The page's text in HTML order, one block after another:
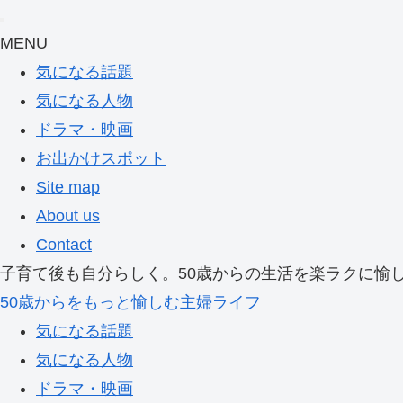
MENU
気になる話題
気になる人物
ドラマ・映画
お出かけスポット
Site map
About us
Contact
子育て後も自分らしく。50歳からの生活を楽ラクに愉
50歳からをもっと愉しむ主婦ライフ
気になる話題
気になる人物
ドラマ・映画